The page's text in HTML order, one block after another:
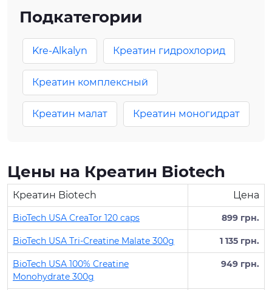
Подкатегории
Kre-Alkalyn Креатин гидрохлорид
Креатин комплексный
Креатин малат Креатин моногидрат
Цены на Креатин Biotech
Креатин Biotech Цена
BioTech USA CreaTor 120 caps 899 грн.
BioTech USA Tri-Creatine Malate 300g 1 135 грн.
BioTech USA 100% Creatine
Monohydrate 300g
949 грн.